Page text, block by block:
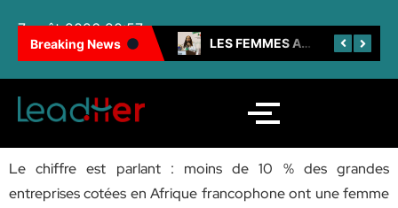
7 août 2026 20:57
Breaking News 100 FEMMES NOIRES INSPIRANTES : LES CAMEROUNAISES BRILLENT ENCORE LES FEMMES AU CŒUR DE LA SNH
Le chiffre est parlant : moins de 10 % des grandes
entreprises cotées en Afrique francophone ont une femme